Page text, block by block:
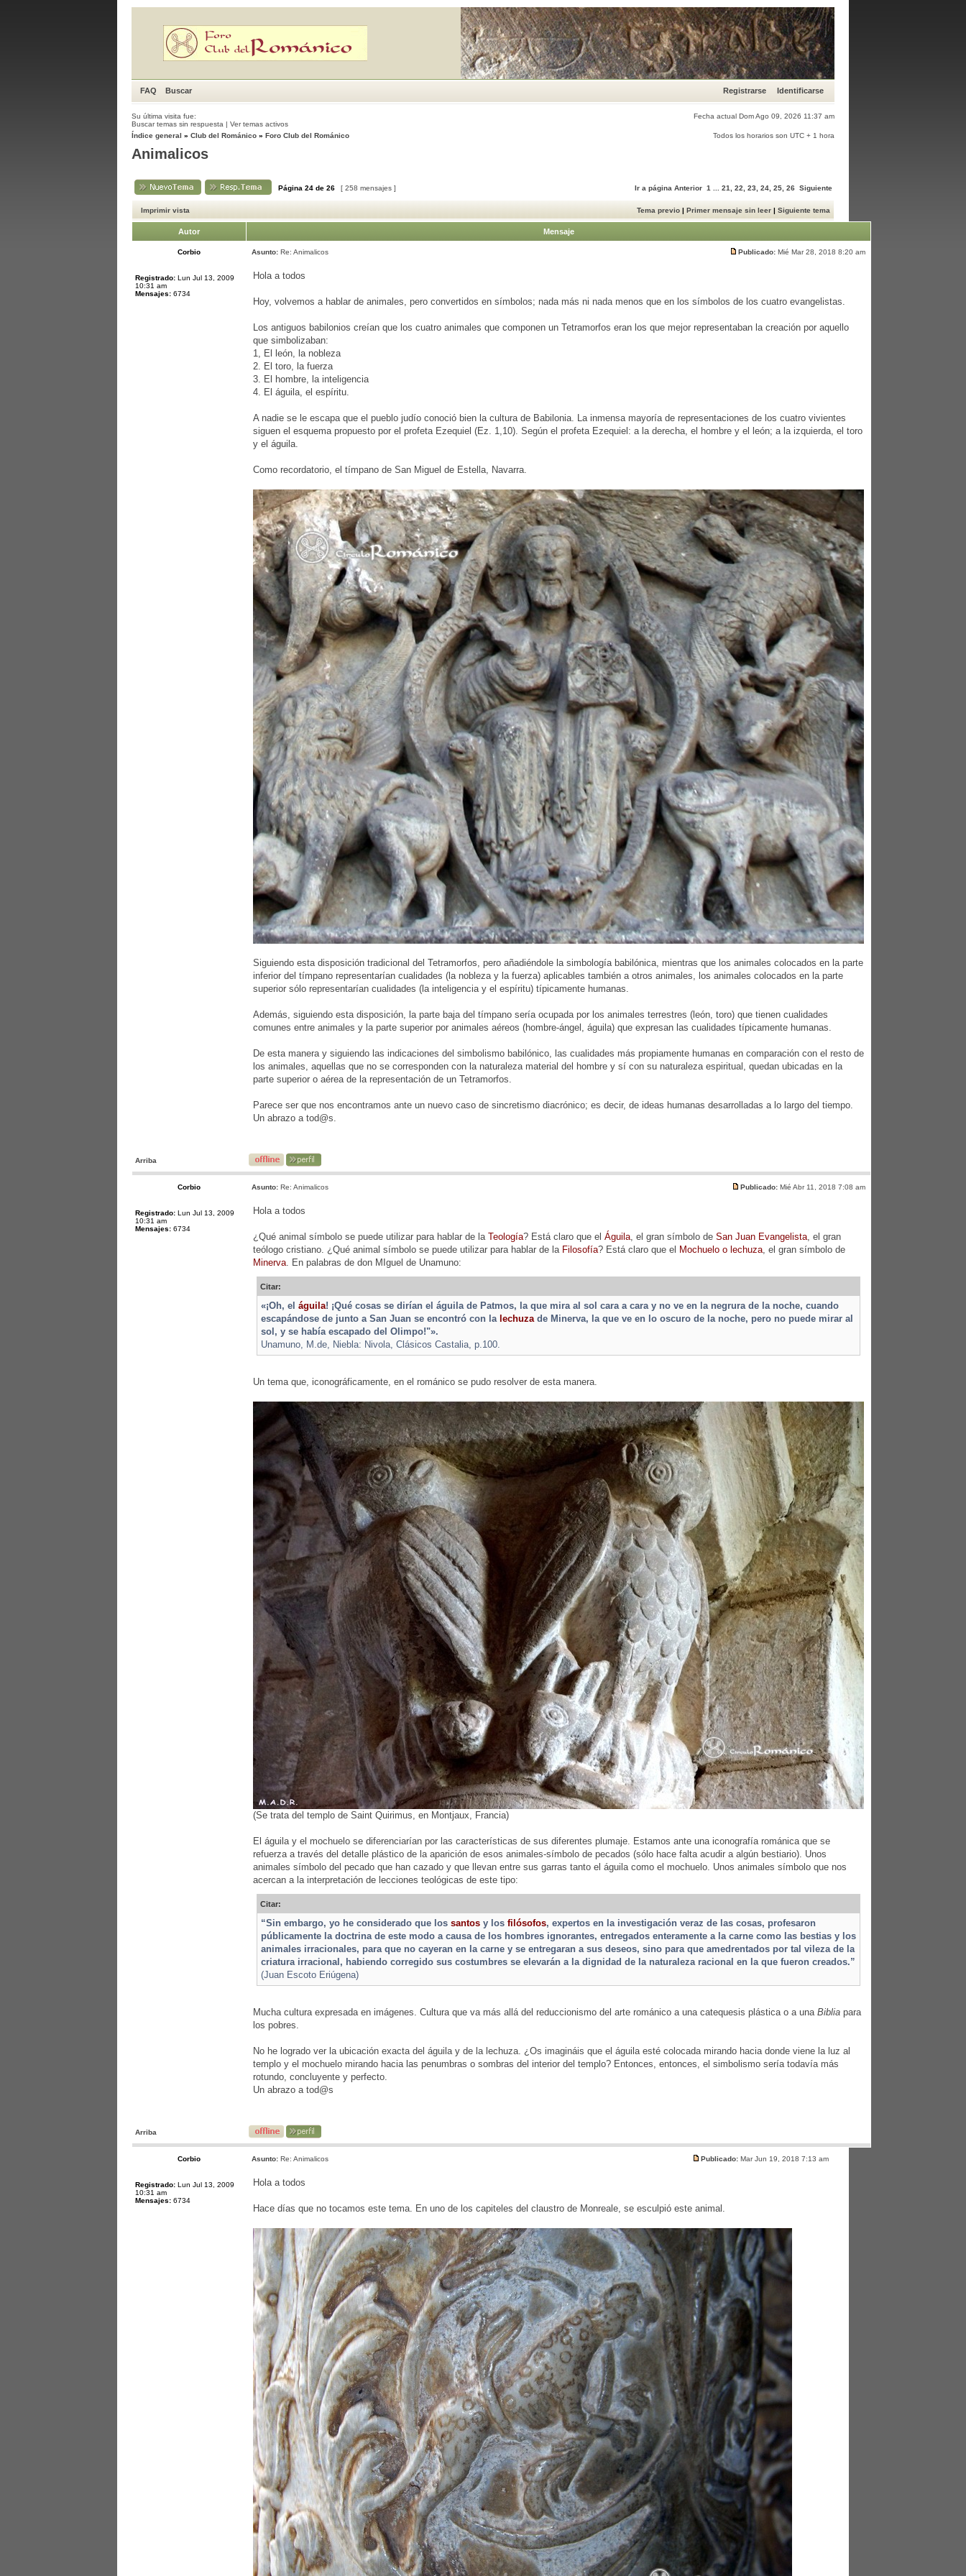
FAQ Buscar Registrarse Identificarse
Su última visita fue:
Fecha actual Dom Ago 09, 2026 11:37 am
Buscar temas sin respuesta | Ver temas activos
Índice general » Club del Románico » Foro Club del Románico Todos los horarios son UTC + 1 hora
Animalicos
Página 24 de 26 [ 258 mensajes ] Ir a página Anterior 1 21 22 23 24 25 26 Siguiente
Imprimir vista Tema previo | Primer mensaje sin leer | Siguiente tema
Autor Mensaje
Corbio Asunto: Re: Animalicos Publicado: Mié Mar 28, 2018 8:20 am
Registrado: Lun Jul 13, 2009
10:31 am
Mensajes: 6734
Hola a todos
Hoy, volvemos a hablar de animales, pero convertidos en símbolos; nada más ni nada menos que en los símbolos de los cuatro evangelistas.
Los antiguos babilonios creían que los cuatro animales que componen un Tetramorfos eran los que mejor representaban la creación por aquello
que simbolizaban:
1, El león, la nobleza
2. El toro, la fuerza
3. El hombre, la inteligencia
4. El águila, el espíritu.
A nadie se le escapa que el pueblo judío conoció bien la cultura de Babilonia. La inmensa mayoría de representaciones de los cuatro vivientes
siguen el esquema propuesto por el profeta Ezequiel (Ez. 1,10). Según el profeta Ezequiel: a la derecha, el hombre y el león; a la izquierda, el toro
y el águila.
Como recordatorio, el tímpano de San Miguel de Estella, Navarra.
Siguiendo esta disposición tradicional del Tetramorfos, pero añadiéndole la simbología babilónica, mientras que los animales colocados en la parte
inferior del tímpano representarían cualidades (la nobleza y la fuerza) aplicables también a otros animales, los animales colocados en la parte
superior sólo representarían cualidades (la inteligencia y el espíritu) típicamente humanas.
Además, siguiendo esta disposición, la parte baja del tímpano sería ocupada por los animales terrestres (león, toro) que tienen cualidades
comunes entre animales y la parte superior por animales aéreos (hombre-ángel, águila) que expresan las cualidades típicamente humanas.
De esta manera y siguiendo las indicaciones del simbolismo babilónico, las cualidades más propiamente humanas en comparación con el resto de
los animales, aquellas que no se corresponden con la naturaleza material del hombre y sí con su naturaleza espiritual, quedan ubicadas en la
parte superior o aérea de la representación de un Tetramorfos.
Parece ser que nos encontramos ante un nuevo caso de sincretismo diacrónico; es decir, de ideas humanas desarrolladas a lo largo del tiempo.
Un abrazo a tod@s.
Arriba
Corbio Asunto: Re: Animalicos Publicado: Mié Abr 11, 2018 7:08 am
Registrado: Lun Jul 13, 2009
10:31 am
Mensajes: 6734
Hola a todos
¿Qué animal símbolo se puede utilizar para hablar de la Teología? Está claro que el Águila, el gran símbolo de San Juan Evangelista, el gran
teólogo cristiano. ¿Qué animal símbolo se puede utilizar para hablar de la Filosofía? Está claro que el Mochuelo o lechuza, el gran símbolo de
Minerva. En palabras de don MIguel de Unamuno:
Citar:
«¡Oh, el águila! ¡Qué cosas se dirían el águila de Patmos, la que mira al sol cara a cara y no ve en la negrura de la noche, cuando
escapándose de junto a San Juan se encontró con la lechuza de Minerva, la que ve en lo oscuro de la noche, pero no puede mirar al
sol, y se había escapado del Olimpo!"».
Unamuno, M.de, Niebla: Nivola, Clásicos Castalia, p.100.
Un tema que, iconográficamente, en el románico se pudo resolver de esta manera.
(Se trata del templo de Saint Quirimus, en Montjaux, Francia)
El águila y el mochuelo se diferenciarían por las características de sus diferentes plumaje. Estamos ante una iconografía románica que se
refuerza a través del detalle plástico de la aparición de esos animales-símbolo de pecados (sólo hace falta acudir a algún bestiario). Unos
animales símbolo del pecado que han cazado y que llevan entre sus garras tanto el águila como el mochuelo. Unos animales símbolo que nos
acercan a la interpretación de lecciones teológicas de este tipo:
Citar:
“Sin embargo, yo he considerado que los santos y los filósofos, expertos en la investigación veraz de las cosas, profesaron
públicamente la doctrina de este modo a causa de los hombres ignorantes, entregados enteramente a la carne como las bestias y los
animales irracionales, para que no cayeran en la carne y se entregaran a sus deseos, sino para que amedrentados por tal vileza de la
criatura irracional, habiendo corregido sus costumbres se elevarán a la dignidad de la naturaleza racional en la que fueron creados.”
(Juan Escoto Eriúgena)
Mucha cultura expresada en imágenes. Cultura que va más allá del reduccionismo del arte románico a una catequesis plástica o a una Biblia para
los pobres.
No he logrado ver la ubicación exacta del águila y de la lechuza. ¿Os imagináis que el águila esté colocada mirando hacia donde viene la luz al
templo y el mochuelo mirando hacia las penumbras o sombras del interior del templo? Entonces, entonces, el simbolismo sería todavía más
rotundo, concluyente y perfecto.
Un abrazo a tod@s
Arriba
Corbio Asunto: Re: Animalicos Publicado: Mar Jun 19, 2018 7:13 am
Registrado: Lun Jul 13, 2009
10:31 am
Mensajes: 6734
Hola a todos
Hace días que no tocamos este tema. En uno de los capiteles del claustro de Monreale, se esculpió este animal.